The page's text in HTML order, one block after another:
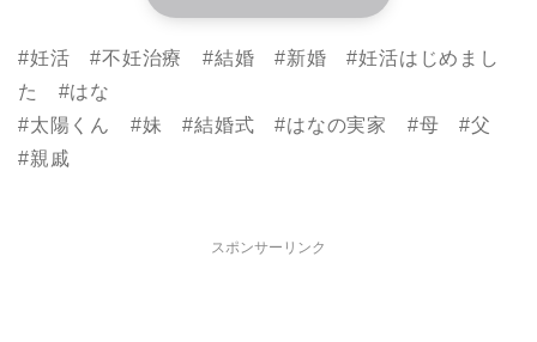
#妊活 #不妊治療 #結婚 #新婚 #妊活はじめまし
た #はな
#太陽くん #妹 #結婚式 #はなの実家 #母 #父
#親戚
スポンサーリンク